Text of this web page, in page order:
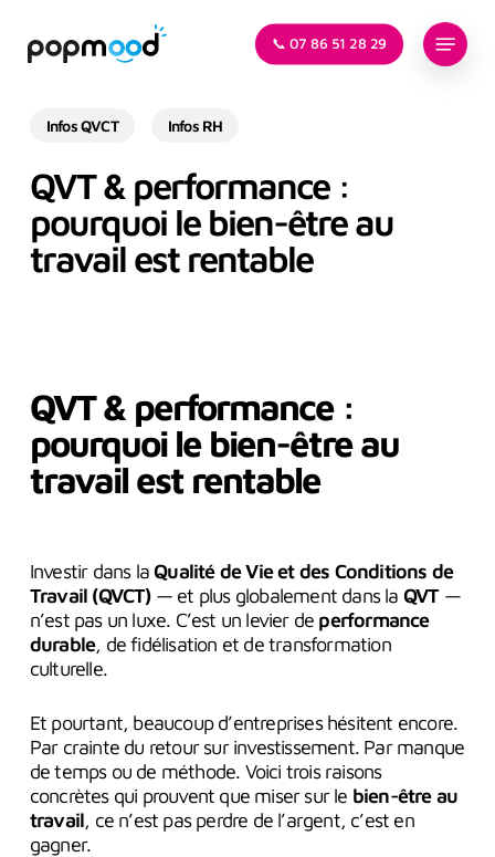
main
📞 07 86 51 28 29
Menu
Infos QVCT Infos RH
QVT & performance :
pourquoi le bien-être au
travail est rentable
QVT & performance :
pourquoi le bien-être au
travail est rentable
Investir dans laQualité de Vie et des Conditions de
Travail (QVCT)— et plus globalement dans la QVT—
n’est pas un luxe. C’est un levier de performance
durable, de fidélisation et de transformation
culturelle.
Et pourtant, beaucoup d’entreprises hésitent encore.
Par crainte du retour sur investissement. Par manque
de temps ou de méthode. Voici trois raisons
concrètes qui prouvent que miser sur le bien-être au
travail, ce n’est pas perdre de l’argent, c’est en
gagner.